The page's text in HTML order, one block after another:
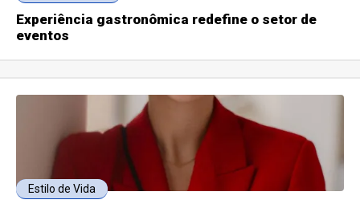
Experiência gastronômica redefine o setor de
eventos
Estilo de Vida